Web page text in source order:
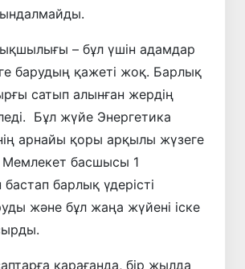
– бұл үшін адамдар
барудың қажеті жоқ. Барлық
сатып алынған жердің
Бұл жүйе Энергетика
арнайы қоры арқылы жүзеге
басшысы 1
барлық үдерісті
және бұл жаңа жүйені іске
қарағанда, бір жылда